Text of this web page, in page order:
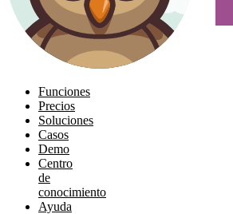
Funciones
Precios
Soluciones
Casos
Demo
Centro
de
conocimiento
Ayuda